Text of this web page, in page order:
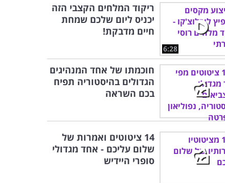
6:28
ריקוד המלחים הקצבי הזה
יכניס ליום שלכם שמחת
חיים מדבקת!
חוכמתו של אחד המנהיגים
הגדולים בהיסטוריה תפיח
בכם השראה
14 ציטוטים ואמרות של
שלום עליכם - אחד מגדולי
סופרי היידיש